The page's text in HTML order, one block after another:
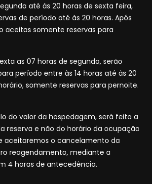
até às 20 horas de sexta feira,
de período até às 20 horas. Após
aceitas somente reservas para
as 07 horas de segunda, serão
período entre às 14 horas até às 20
somente reservas para pernoite.
do valor da hospedagem, será feito a
reserva e não do horário da ocupação
aceitaremos o cancelamento da
reagendamento, mediante a
4 horas de antecedência.